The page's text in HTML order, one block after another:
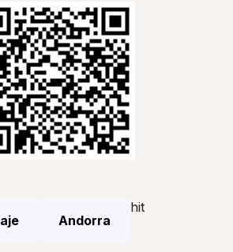
Andorra
hit